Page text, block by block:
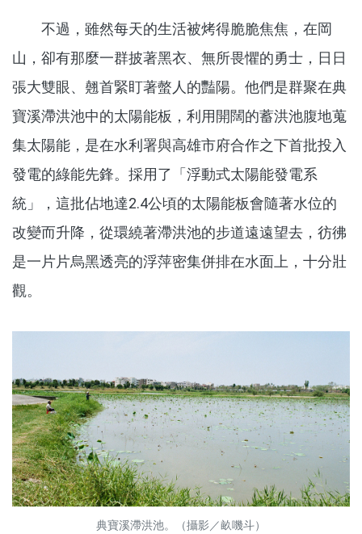
不過，雖然每天的生活被烤得脆脆焦焦，在岡
山，卻有那麼一群披著黑衣、無所畏懼的勇士，日日
張大雙眼、翹首緊盯著螫人的豔陽。他們是群聚在典
寶溪滯洪池中的太陽能板，利用開闊的蓄洪池腹地蒐
集太陽能，是在水利署與高雄市府合作之下首批投入
發電的綠能先鋒。採用了「浮動式太陽能發電系
統」，這批佔地達2.4公頃的太陽能板會隨著水位的
改變而升降，從環繞著滯洪池的步道遠遠望去，彷彿
是一片片烏黑透亮的浮萍密集併排在水面上，十分壯
觀。
典寶溪滯洪池。（攝影／畝嘰斗）